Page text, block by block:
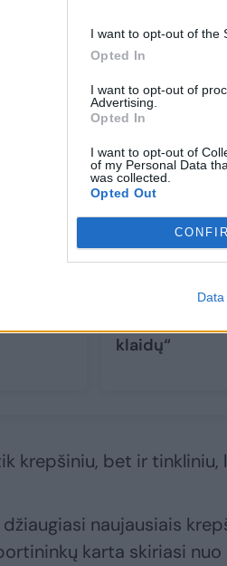
I want to opt-out of the
Opted In
I want to opt-out of
Advertising.
Opted In
I want to opt-out of
of my Personal Data
was collected.
Opted Out
Tvirto sirgalių
užnugario
laukiantis D.
„Tikimės, kad
klaidų“
krepšiniu, bet ir
naujausiais
karta skiriasi